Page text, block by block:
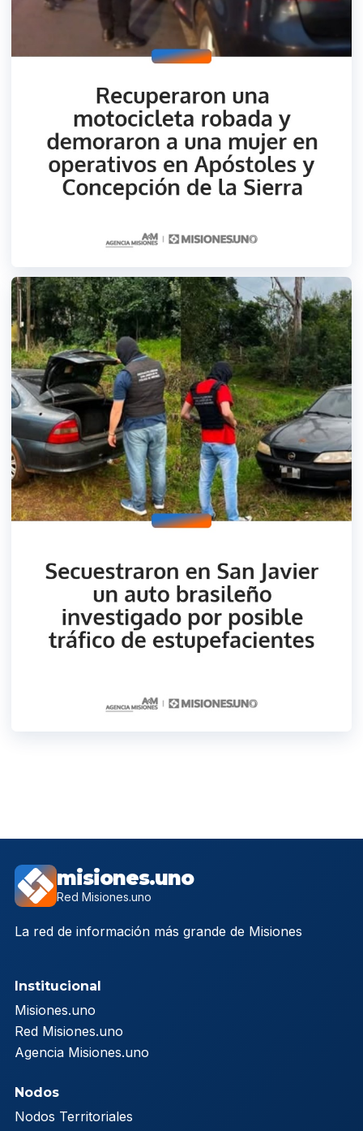
misiones.uno
Red Misiones.uno
La red de información más grande de Misiones
Institucional
Misiones.uno
Red Misiones.uno
Agencia Misiones.uno
Nodos
Nodos Territoriales